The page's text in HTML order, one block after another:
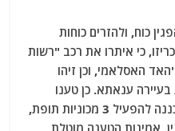
כוח, ולהזרים כוחות
כי איתרו את רכב "רשות
האסלאמי, וכן זיהו
ענאתא. כן טענו
ללכידת חוליית אנשי דאעש, שתכננה להפעיל 3 מכוניות תופת,
אמינות הטענה מוטלת